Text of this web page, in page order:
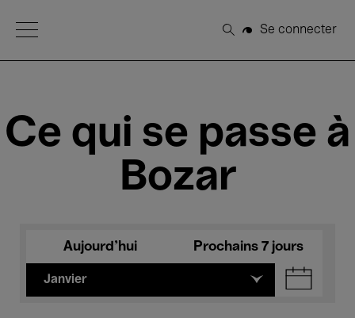
Open Menu
Rechercher
Se connecter
Ce qui se passe à
Bozar
Aujourd'hui Prochains 7 jours
Janvier